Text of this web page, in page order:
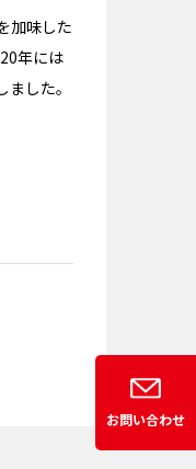
お問い合わせ
加味した
年には
した。